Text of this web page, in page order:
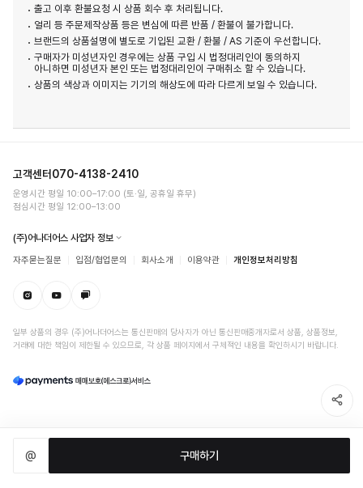
@ 구매하기
출고 이후 환불요청 시 상품 회수 후 처리됩니다.
얼리 등 주문제작상품 등은 변심에 따른 반품 / 환불이 불가합니다.
브랜드의 상품설명에 별도로 기입된 교환 / 환불 / AS 기준이 우선합니다.
구매자가 미성년자인 경우에는 상품 구입 시 법정대리인이 동의하지
아니하면 미성년자 본인 또는 법정대리인이 구매취소 할 수 있습니다.
상품의 색상과 이미지는 기기의 해상도에 따라 다르게 보일 수 있습니다.
고객센터 070-4138-2410
운영시간 평일 10:00–17:00 (토·일, 공휴일 휴무)
점심시간 평일 12:00–13:00
(주)어나더어스 사업자 정보
자주묻는질문 입점/협업문의 회사소개 이용약관 개인정보처리방침
일부 상품의 경우 (주)어나더어스는 통신판매의 당사자가 아닌 통신판매중개자로서 상품, 상품정보,
거래에 대한 책임이 제한될 수 있으므로, 각 상품 페이지에서 구체적인 내용을 확인하시기 바랍니다.